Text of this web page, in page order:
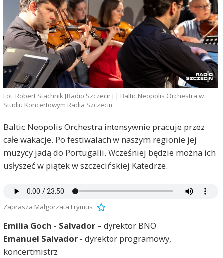
Fot. Robert Stachnik [Radio Szczecin] | Baltic Neopolis Orchestra w
Studiu Koncertowym Radia Szczecin
Baltic Neopolis Orchestra intensywnie pracuje przez
całe wakacje. Po festiwalach w naszym regionie jej
muzycy jadą do Portugalii. Wcześniej będzie można ich
usłyszeć w piątek w szczecińskiej Katedrze.
Zaprasza Małgorzata Frymus
Emilia Goch - Salvador– dyrektor BNO
Emanuel Salvador- dyrektor programowy,
koncertmistrz